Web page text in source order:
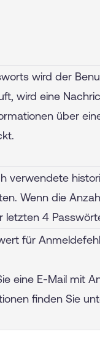
wird der
wird eine
über
verwendete
Wenn die
letzten 4
für
eine E-Mail mit
finden Sie